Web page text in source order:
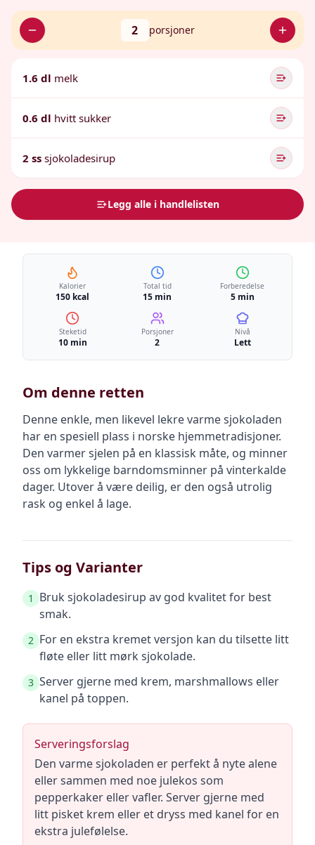
2 porsjoner
1.6 dl melk
0.6 dl hvitt sukker
2 ss sjokoladesirup
Legg alle i handlelisten
Kalorier
150 kcal
Total tid
15 min
Forberedelse
5 min
Steketid
10 min
Porsjoner
2
Nivå
Lett
Om denne retten
Denne enkle, men likevel lekre varme sjokoladen
har en spesiell plass i norske hjemmetradisjoner.
Den varmer sjelen på en klassisk måte, og minner
oss om lykkelige barndomsminner på vinterkalde
dager. Utover å være deilig, er den også utrolig
rask og enkel å lage.
Tips og Varianter
1
Bruk sjokoladesirup av god kvalitet for best
smak.
2 For en ekstra kremet versjon kan du tilsette litt
fløte eller litt mørk sjokolade.
3 Server gjerne med krem, marshmallows eller
kanel på toppen.
Serveringsforslag
Den varme sjokoladen er perfekt å nyte alene
eller sammen med noe julekos som
pepperkaker eller vafler. Server gjerne med
litt pisket krem eller et dryss med kanel for en
ekstra julefølelse.